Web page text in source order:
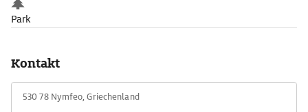
Park
Kontakt
530 78 Nymfeo, Griechenland